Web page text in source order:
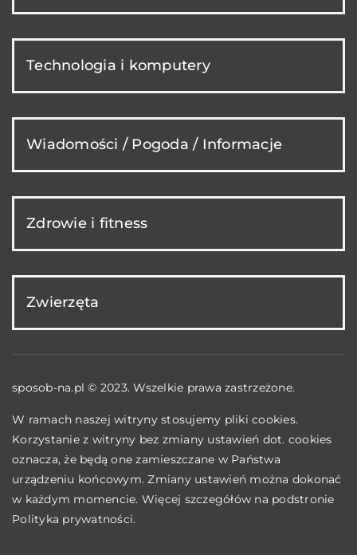
Technologia i komputery
Wiadomości / Pogoda / Informacje
Zdrowie i fitness
Zwierzęta
sposob-na.pl © 2023. Wszelkie prawa zastrzeżone.
W ramach naszej witryny stosujemy pliki cookies.
Korzystanie z witryny bez zmiany ustawień dot. cookies
oznacza, że będą one zamieszczane w Państwa
urządzeniu końcowym. Zmiany ustawień można dokonać
w każdym momencie. Więcej szczegółów na podstronie
Polityka prywatności.